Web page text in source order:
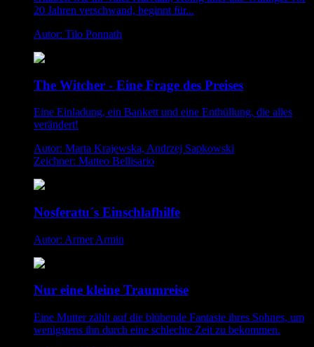
20 Jahren verschwand, beginnt für...
Autor: Tilo Ponnath
The Witcher - Eine Frage des Preises
Eine Einladung, ein Bankett und eine Enthüllung, die alles
verändert!
Autor: Marta Krajewska, Andrzej Sapkowski
Zeichner: Matteo Bellisario
Nosferatu´s Einschlafhilfe
Autor: Armer Armin
Nur eine kleine Traumreise
Eine Mutter zählt auf die blühende Fantasie ihres Sohnes, um
wenigstens ihn durch eine schlechte Zeit zu bekommen.